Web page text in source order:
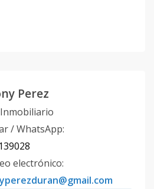
Perez
/ WhatsApp:
electrónico: